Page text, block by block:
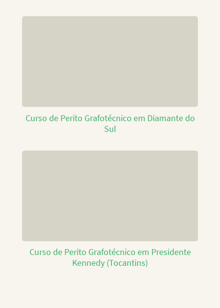
Curso de Perito Grafotécnico em Diamante do
Sul
Curso de Perito Grafotécnico em Presidente
Kennedy (Tocantins)